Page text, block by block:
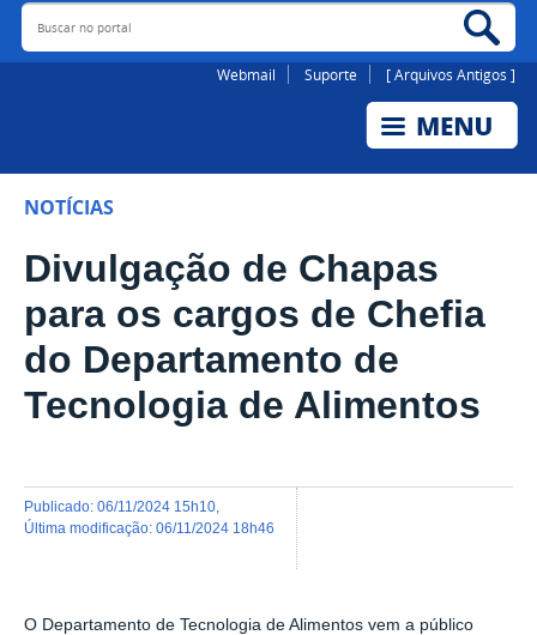
Buscar no portal
Webmail Suporte [ Arquivos Antigos ]
NOTÍCIAS
Divulgação de Chapas
para os cargos de Chefia
do Departamento de
Tecnologia de Alimentos
publicado: 06/11/2024 15h10
última modificação: 06/11/2024 18h46
O Departamento de Tecnologia de Alimentos vem a público